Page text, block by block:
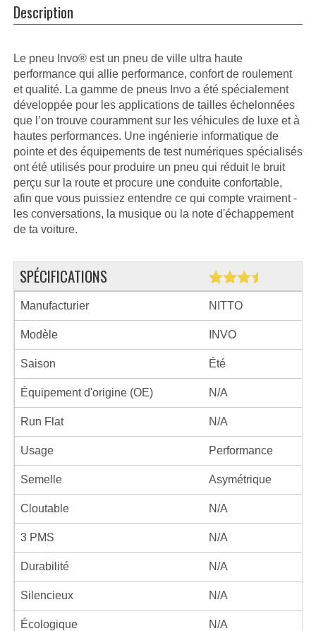
Description
Le pneu Invo® est un pneu de ville ultra haute
performance qui allie performance, confort de roulement
et qualité. La gamme de pneus Invo a été spécialement
développée pour les applications de tailles échelonnées
que l’on trouve couramment sur les véhicules de luxe et à
hautes performances. Une ingénierie informatique de
pointe et des équipements de test numériques spécialisés
ont été utilisés pour produire un pneu qui réduit le bruit
perçu sur la route et procure une conduite confortable,
afin que vous puissiez entendre ce qui compte vraiment -
les conversations, la musique ou la note d'échappement
de ta voiture.
SPÉCIFICATIONS
Manufacturier NITTO
Modèle INVO
Saison Été
Équipement d'origine (OE) N/A
Run Flat N/A
Usage Performance
Semelle Asymétrique
Cloutable N/A
3 PMS N/A
Durabilité N/A
Silencieux N/A
Écologique N/A